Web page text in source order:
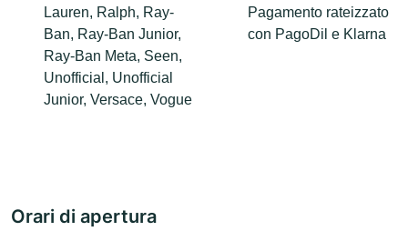
Lauren, Ralph, Ray-
Ban, Ray-Ban Junior,
Ray-Ban Meta, Seen,
Unofficial, Unofficial
Junior, Versace, Vogue
Pagamento rateizzato
con PagoDil e Klarna
Orari di apertura